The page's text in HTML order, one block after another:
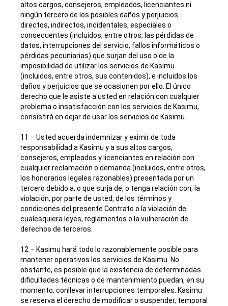
altos cargos, consejeros, empleados, licenciantes ni
ningún tercero de los posibles daños y perjuicios
directos, indirectos, incidentales, especiales o
consecuentes (incluidos, entre otros, las pérdidas de
datos, interrupciones del servicio, fallos informáticos o
pérdidas pecuniarias) que surjan del uso o de la
imposibilidad de utilizar los servicios de Kasimu
(incluidos, entre otros, sus contenidos), e incluidos los
daños y perjuicios que se ocasionen por ello. El único
derecho que le asiste a usted en relación con cualquier
problema o insatisfacción con los servicios de Kasimu,
consistirá en dejar de usar los servicios de Kasimu.
11 – Usted acuerda indemnizar y eximir de toda
responsabilidad a Kasimu y a sus altos cargos,
consejeros, empleados y licenciantes en relación con
cualquier reclamación o demanda (incluidos, entre otros,
los honorarios legales razonables) presentada por un
tercero debido a, o que surja de, o tenga relación con, la
violación, por parte de usted, de los términos y
condiciones del presente Contrato o la violación de
cualesquiera leyes, reglamentos o la vulneración de
derechos de terceros.
12 – Kasimu hará todo lo razonablemente posible para
mantener operativos los servicios de Kasimu. No
obstante, es posible que la existencia de determinadas
dificultades técnicas o de mantenimiento puedan, en su
momento, conllevar interrupciones temporales. Kasimu
se reserva el derecho de modificar o suspender, temporal